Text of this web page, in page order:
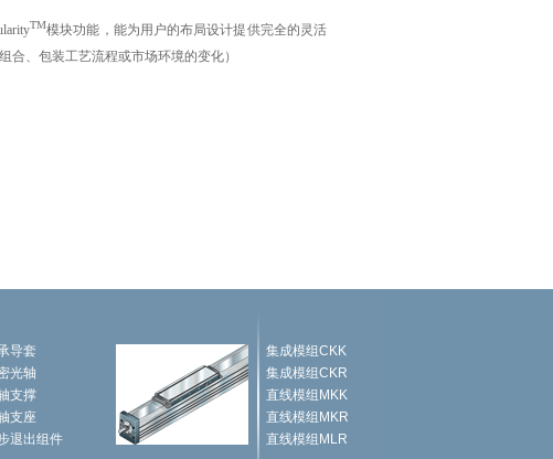
TM模块功能，能为用户的布局设计提供完全的灵活
、包装工艺流程或市场环境的变化）
导套
光轴
支撑
支座
退出组件
集成模组CKK
集成模组CKR
直线模组MKK
直线模组MKR
直线模组MLR